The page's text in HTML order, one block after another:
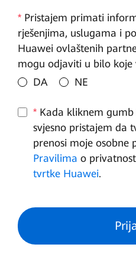
*Pristajem primati
rješenjima, uslugama i
Huawei ovlaštenih
mogu odjaviti u bilo koje
DA
NE
*Kada kliknem gumb
svjesno pristajem da
prenosi moje osobne
Pravilima o
tvrtke Huawei.